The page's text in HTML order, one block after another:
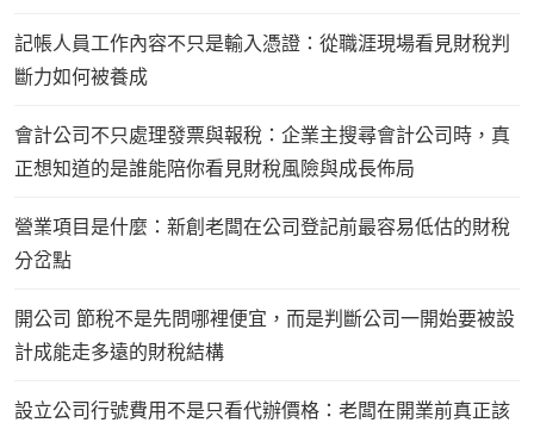
記帳人員工作內容不只是輸入憑證：從職涯現場看見財稅判
斷力如何被養成
會計公司不只處理發票與報稅：企業主搜尋會計公司時，真
正想知道的是誰能陪你看見財稅風險與成長佈局
營業項目是什麼：新創老闆在公司登記前最容易低估的財稅
分岔點
開公司 節稅不是先問哪裡便宜，而是判斷公司一開始要被設
計成能走多遠的財稅結構
設立公司行號費用不是只看代辦價格：老闆在開業前真正該